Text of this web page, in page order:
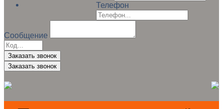
Телефон
Сообщение
Заказать звонок